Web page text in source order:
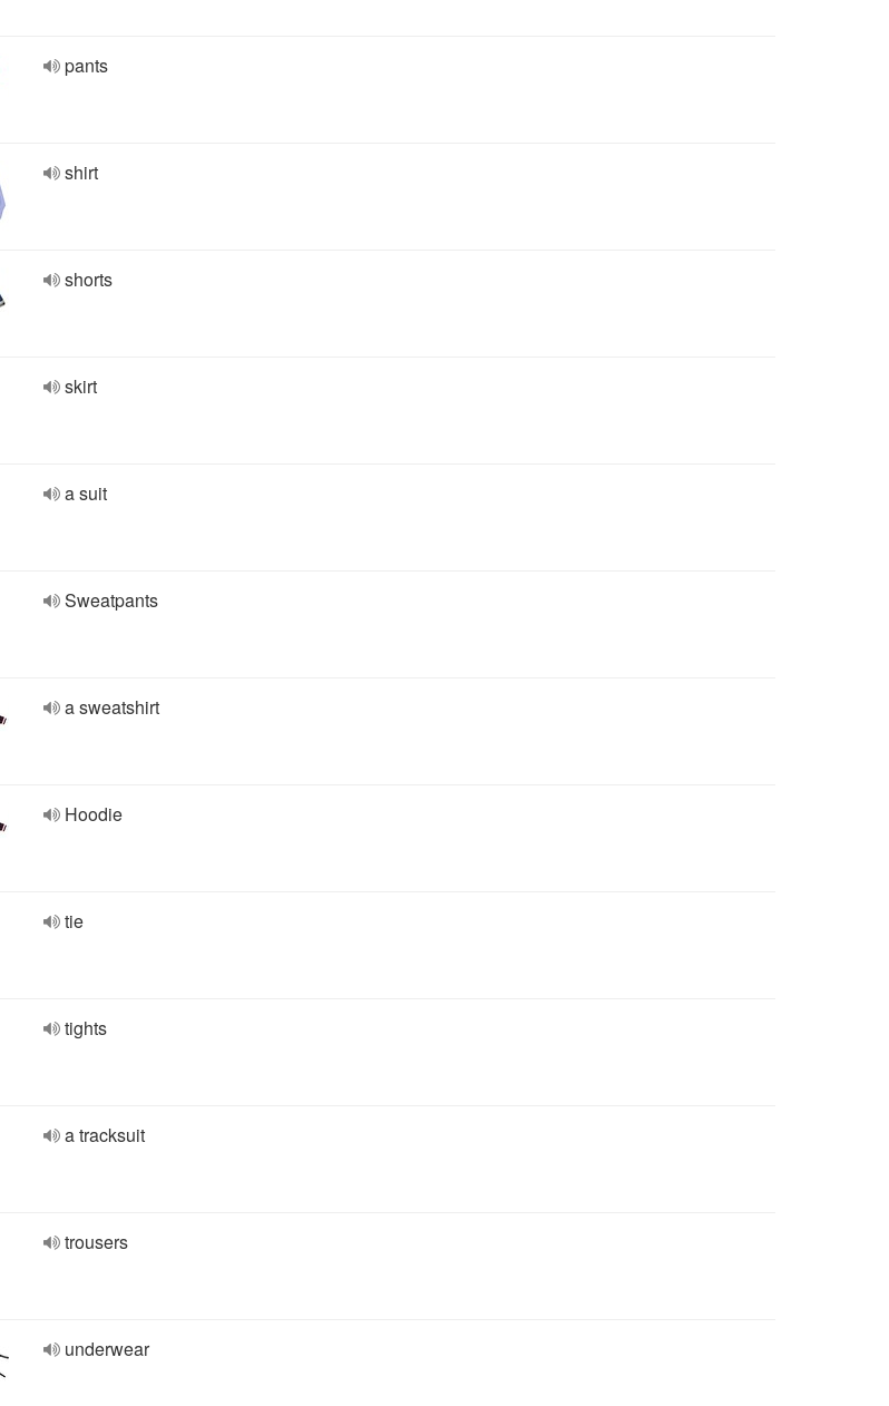
pants
shirt
shorts
skirt
a suit
Sweatpants
a sweatshirt
Hoodie
tie
tights
a tracksuit
trousers
underwear